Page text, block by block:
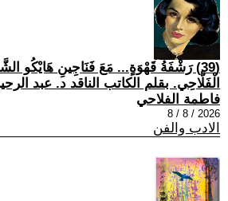
(39) رَشْفَةُ قَهْوَةٍ... مَعَ فَنَاجِينِ هَايْكُو
الْفَلَّاحِي. بقلم الكاتب الناقد د. عبد
فاطمة الفلاحي
2026 / 8 / 8
الادب والفن